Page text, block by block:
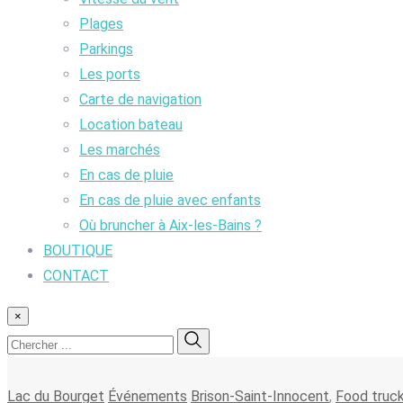
Plages
Parkings
Les ports
Carte de navigation
Location bateau
Les marchés
En cas de pluie
En cas de pluie avec enfants
Où bruncher à Aix-les-Bains ?
BOUTIQUE
CONTACT
×
Lac du Bourget Événements Brison-Saint-Innocent, Food truck